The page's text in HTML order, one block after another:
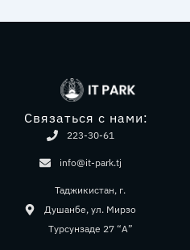
Связаться с нами:
223-30-61
info@it-park.tj
Таджикистан, г.
Душанбе, ул. Мирзо
Турсунзаде 27 “А”